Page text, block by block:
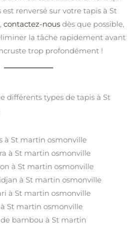
est renversé sur votre tapis à St
contactez-nousdès que possible,
la tâche rapidement avant
trop profondément !
différents types de tapis à St
à St martin osmonville
à St martin osmonville
à St martin osmonville
à St martin osmonville
à St martin osmonville
St martin osmonville
de bambou à St martin